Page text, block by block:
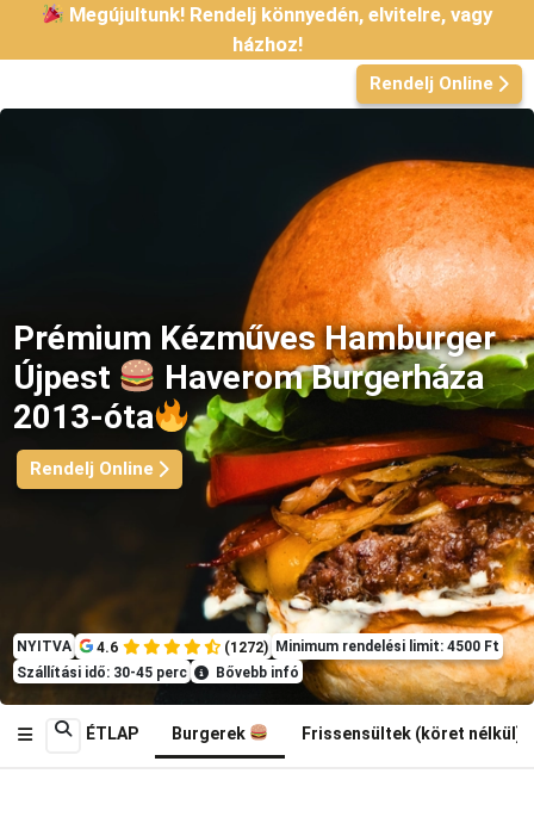
Kilépés
tartalomba
Megújultunk! Rendelj könnyedén, elvitelre, vagy
házhoz!
Rendelj Online
Prémium Kézműves Hamburger
Újpest
Haverom Burgerháza
2013-óta
Rendelj Online
NYITVA 4.6 (1272)
Minimum rendelési limit: 4500 Ft
Szállítási idő: 30-45 perc
Bővebb infó
ÉTLAP Burgerek Frissensültek (köret nélkül)